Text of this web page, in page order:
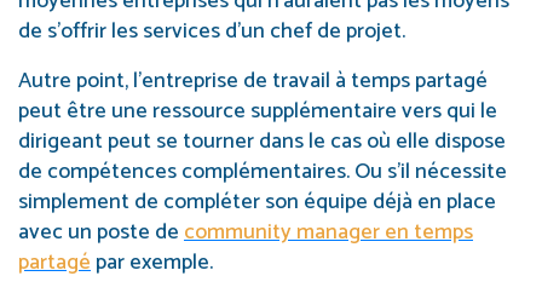
de s’offrir les services d’un chef de projet.
Autre point, l’entreprise de travail à temps partagé
peut être une ressource supplémentaire vers qui le
dirigeant peut se tourner dans le cas où elle dispose
de compétences complémentaires. Ou s’il nécessite
simplement de compléter son équipe déjà en place
avec un poste decommunity manager en temps
partagépar exemple.